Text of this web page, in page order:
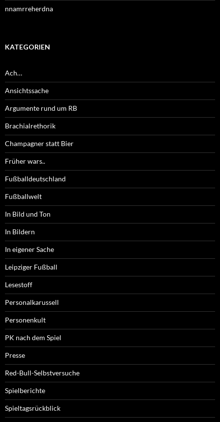
nnamrreherdna
KATEGORIEN
Ach…
Ansichtssache
Argumente rund um RB
Brachialrethorik
Champagner statt Bier
Früher wars..
Fußballdeutschland
Fußballwelt
In Bild und Ton
In Bildern
In eigener Sache
Leipziger Fußball
Lesestoff
Personalkarussell
Personenkult
PK nach dem Spiel
Presse
Red-Bull-Selbstversuche
Spielberichte
Spieltagsrückblick